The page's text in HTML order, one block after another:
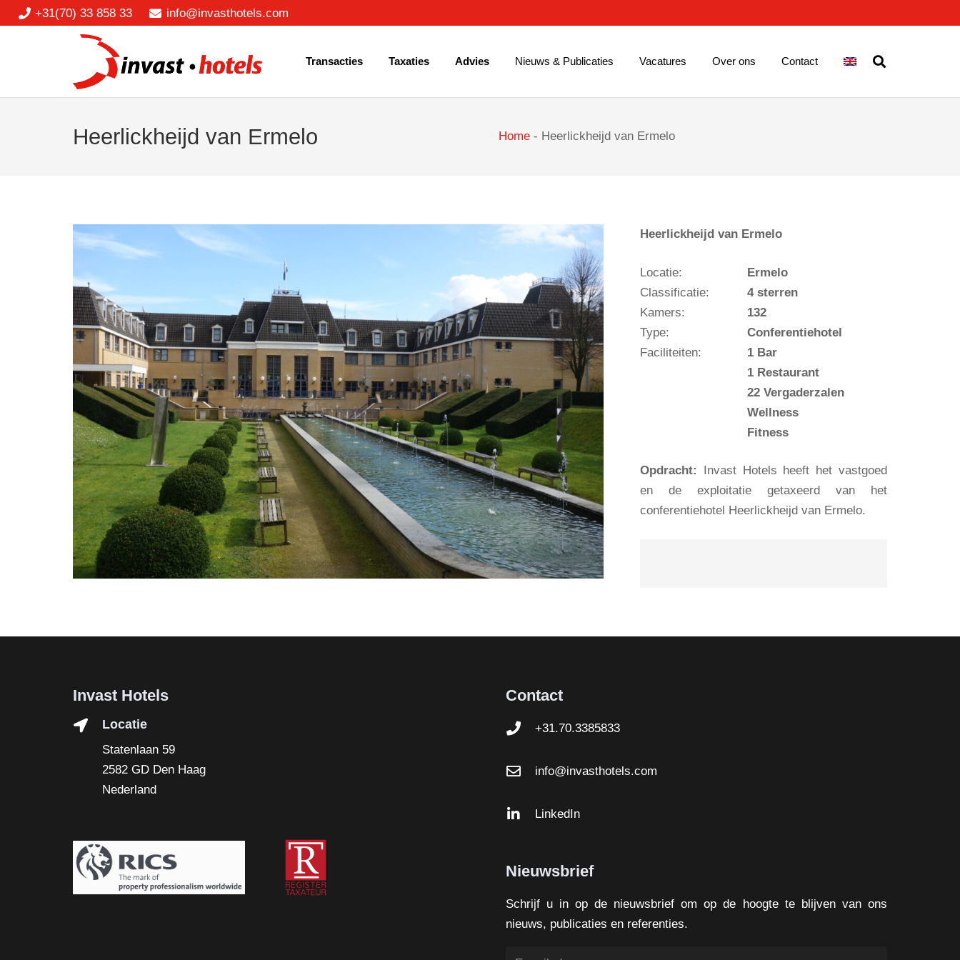
+31(70) 33 858 33 info@invasthotels.com
Transacties Taxaties Advies Nieuws & Publicaties Vacatures Over ons Contact
Heerlickheijd van Ermelo Home- Heerlickheijd van Ermelo
Heerlickheijd van Ermelo
Locatie:
Ermelo
Classificatie:
4 sterren
Kamers:
132
Type:
Conferentiehotel
Faciliteiten:
1 Bar
1 Restaurant
22 Vergaderzalen
Wellness
Fitness
Opdracht: Invast Hotels heeft het vastgoed
en de exploitatie getaxeerd van het
conferentiehotel Heerlickheijd van Ermelo.
Invast Hotels
Locatie
Statenlaan 59
2582 GD Den Haag
Nederland
Contact
+31.70.3385833
info@invasthotels.com
LinkedIn
Nieuwsbrief
Schrijf u in op de nieuwsbrief om op de hoogte te blijven van ons
nieuws, publicaties en referenties.